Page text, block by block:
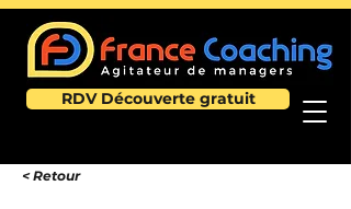
RDV Découverte gratuit
< Retour